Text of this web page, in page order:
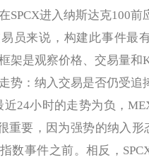
进入纳斯达克100前
来说，构建此事件最有
架是观察价格、交易量
：纳入交易是否仍受追
小时的走势为负，
重要，因为强势的纳入
数事件之前。相反，